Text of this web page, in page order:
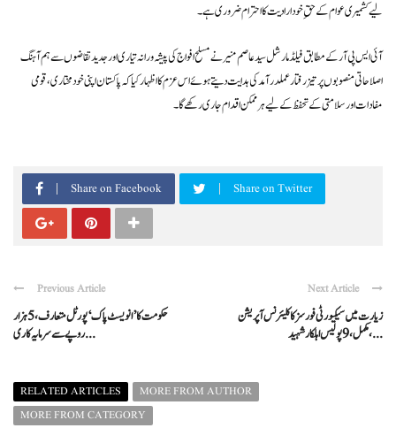
لیے کشمیری عوام کے حقِ خودارادیت کا احترام ضروری ہے۔
آئی ایس پی آر کے مطابق فیلڈ مارشل سید عاصم منیر نے مسلح افواج کی پیشہ ورانہ تیاری اور جدید تقاضوں سے ہم آہنگ
اصلاحاتی منصوبوں پر تیز رفتار عملدرآمد کی ہدایت دیتے ہوئے اس عزم کا اظہار کیا کہ پاکستان اپنی خودمختاری، قومی
مفادات اور سلامتی کے تحفظ کے لیے ہر ممکن اقدام جاری رکھے گا۔
Share on Facebook Share on Twitter
Previous Article
حکومت کا ’انویسٹ پاک‘ پورٹل متعارف، 5 ہزار
روپے سے سرمایہ کاری ...
Next Article
زیارت میں سیکیورٹی فورسز کا کلیئرنس آپریشن
مکمل، 9 پولیس اہلکار شہید، ...
RELATED ARTICLES
MORE FROM AUTHOR
MORE FROM CATEGORY